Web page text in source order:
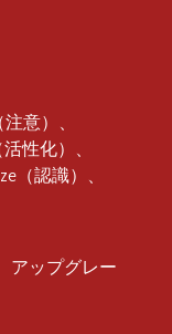
意）、
性化）、
（認識）、
ップグレー